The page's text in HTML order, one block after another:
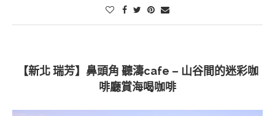
【新北 瑞芳】鼻頭角 聽濤cafe – 山谷間的迷彩咖
啡廳賞海喝咖啡